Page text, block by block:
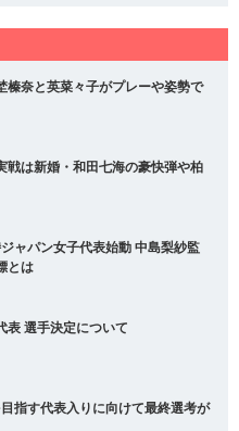
榛奈と英菜々子がプレーや姿勢で
戦は新婚・和田七海の豪快弾や柏
ャパン女子代表始動 中島梨紗監
とは
表 選手決定について
指す代表入りに向けて最終選考が